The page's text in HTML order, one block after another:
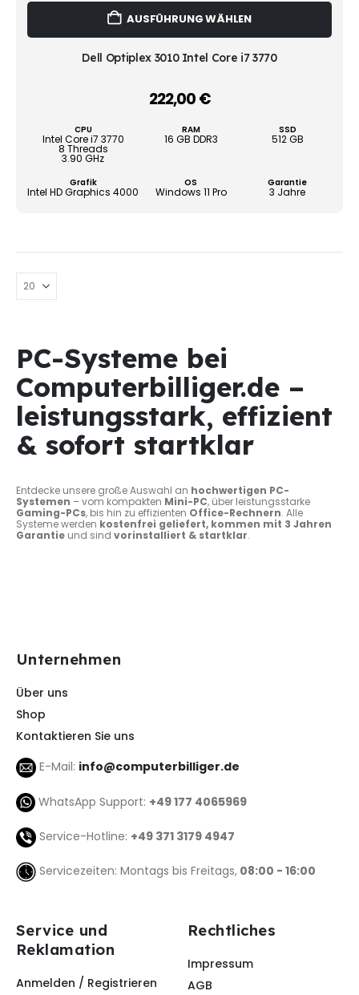
AUSFÜHRUNG WÄHLEN
weist
Dell Optiplex 3010 Intel Core i7 3770
222,00€–
CPU
Intel Core i7 3770
8 Threads
3.90 GHz
RAM
16 GB DDR3
SSD
512 GB
Grafik
Intel HD Graphics 4000
OS
Windows 11 Pro
Garantie
3 Jahre
PC-Systeme bei
Computerbilliger.de –
leistungsstark, effizient
& sofort startklar
Entdecke unsere große Auswahl an hochwertigen PC-
Systemen – vom kompakten Mini-PC, über leistungsstarke
Gaming-PCs, bis hin zu effizienten Office-Rechnern. Alle
Systeme werden kostenfrei geliefert, kommen mit 3 Jahren
Garantie und sind vorinstalliert & startklar.
Unternehmen
Über uns
Shop
Kontaktieren Sie uns
E-Mail: info@computerbilliger.de
WhatsApp Support: +49 177 4065969
Service-Hotline: +49 371 3179 4947
Servicezeiten: Montags bis Freitags, 08:00 - 16:00
Service und
Reklamation
Anmelden / Registrieren
Rechtliches
Impressum
AGB